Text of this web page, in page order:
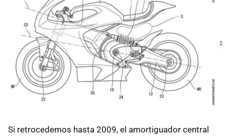
Si retrocedemos hasta 2009, el amortiguador central